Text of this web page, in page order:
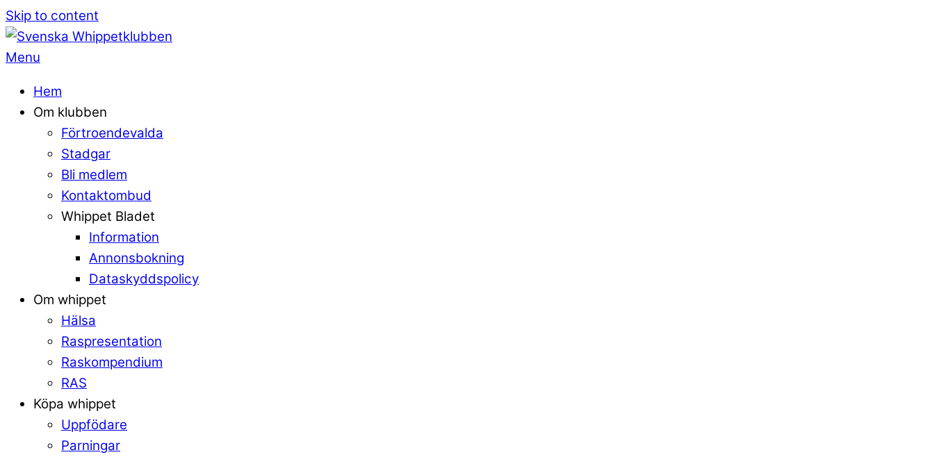
Skip to content
Menu
Hem
Om klubben
Förtroendevalda
Stadgar
Bli medlem
Kontaktombud
Whippet Bladet
Information
Annonsbokning
Dataskyddspolicy
Om whippet
Hälsa
Raspresentation
Raskompendium
RAS
Köpa whippet
Uppfödare
Parningar